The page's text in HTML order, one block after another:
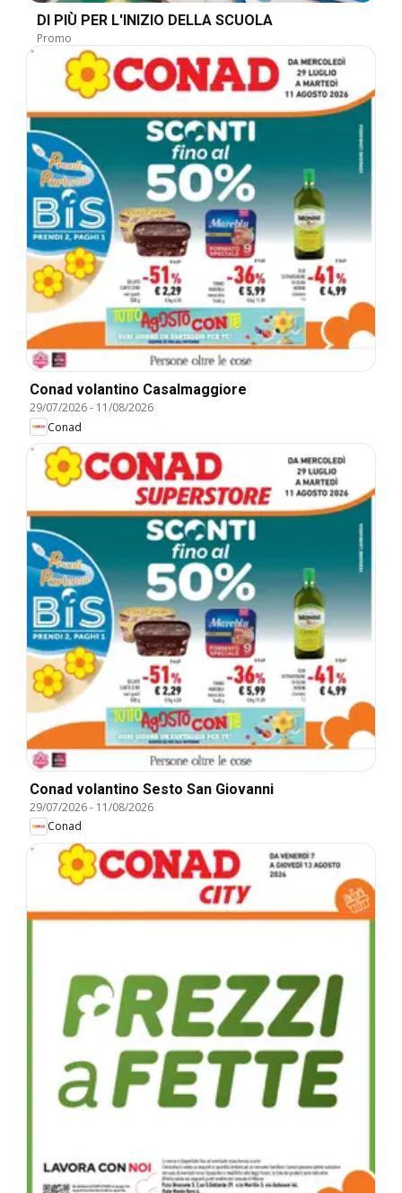
DI PIÙ PER L'INIZIO DELLA SCUOLA
Promo
Conad volantino Casalmaggiore
29/07/2026- 11/08/2026
Conad
Conad volantino Sesto San Giovanni
29/07/2026- 11/08/2026
Conad